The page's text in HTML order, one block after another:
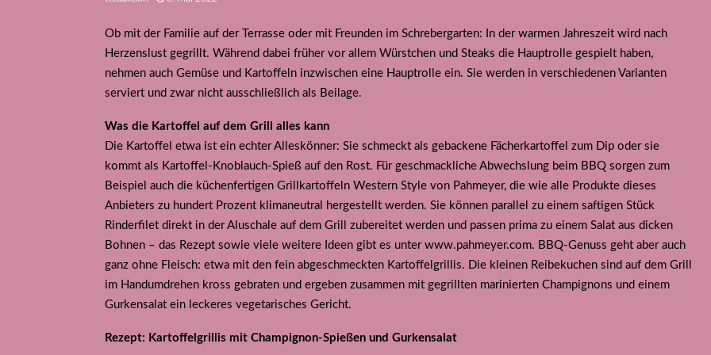
Ob mit der Familie auf der Terrasse oder mit Freunden im Schrebergarten: In der warmen Jahreszeit wird nach
Herzenslust gegrillt. Während dabei früher vor allem Würstchen und Steaks die Hauptrolle gespielt haben,
nehmen auch Gemüse und Kartoffeln inzwischen eine Hauptrolle ein. Sie werden in verschiedenen Varianten
serviert und zwar nicht ausschließlich als Beilage.
Was die Kartoffel auf dem Grill alles kann
Die Kartoffel etwa ist ein echter Alleskönner: Sie schmeckt als gebackene Fächerkartoffel zum Dip oder sie
kommt als Kartoffel-Knoblauch-Spieß auf den Rost. Für geschmackliche Abwechslung beim BBQ sorgen zum
Beispiel auch die küchenfertigen Grillkartoffeln Western Style von Pahmeyer, die wie alle Produkte dieses
Anbieters zu hundert Prozent klimaneutral hergestellt werden. Sie können parallel zu einem saftigen Stück
Rinderfilet direkt in der Aluschale auf dem Grill zubereitet werden und passen prima zu einem Salat aus dicken
Bohnen – das Rezept sowie viele weitere Ideen gibt es unter www.pahmeyer.com. BBQ-Genuss geht aber auch
ganz ohne Fleisch: etwa mit den fein abgeschmeckten Kartoffelgrillis. Die kleinen Reibekuchen sind auf dem Grill
im Handumdrehen kross gebraten und ergeben zusammen mit gegrillten marinierten Champignons und einem
Gurkensalat ein leckeres vegetarisches Gericht.
Rezept: Kartoffelgrillis mit Champignon-Spießen und Gurkensalat